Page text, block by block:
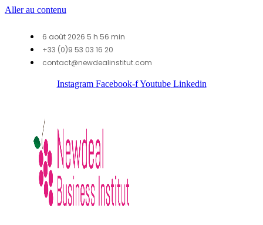
Aller au contenu
6 août 2026 5 h 56 min
+33 (0)9 53 03 16 20
contact@newdealinstitut.com
Instagram Facebook-f Youtube Linkedin